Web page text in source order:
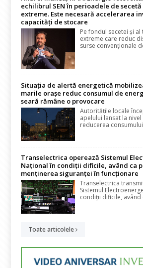
echilibrul SEN în perioadele de
extreme. Este necesară accelerarea
capacități de stocare
Pe fondul secetei și
extreme care reduc
surse convenționale
Situația de alertă energetică
marile orașe reduc consumul de
seară rămâne o provocare
Autoritățile locale
apelului lansat la
reducerea
Transelectrica operează Sistemul
Național în condiții dificile, având ca
menținerea siguranței în funcționare
Transelectrica
Sistemul
condiții dificile, având
Toate articolele